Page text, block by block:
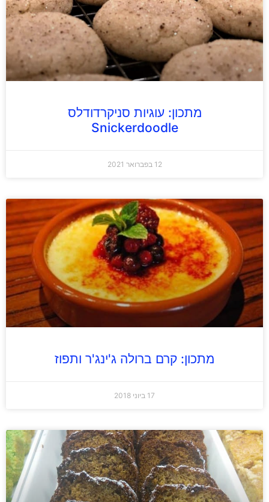
מתכון: עוגיות סניקרדודלס
Snickerdoodle
12 בפברואר 2021
מתכון: קרם ברולה ג'ינג'ר ותפוז
17 ביוני 2018